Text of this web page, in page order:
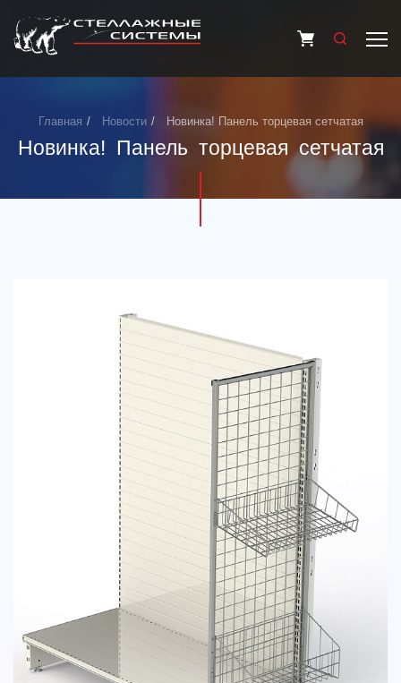
Главная Новости Новинка! Панель торцевая сетчатая
Новинка! Панель торцевая сетчатая